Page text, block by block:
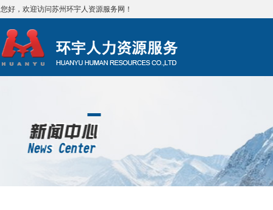
您好，欢迎访问苏州环宇人资源服务网！